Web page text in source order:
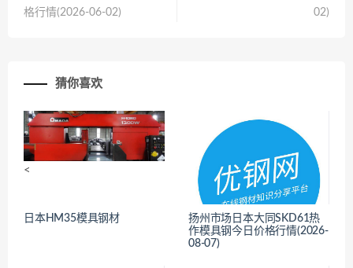
格行情(2026-06-02)
02)
猜你喜欢
<
日本HM35模具钢材
扬州市场日本大同SKD61热
作模具钢今日价格行情(2026-
08-07)